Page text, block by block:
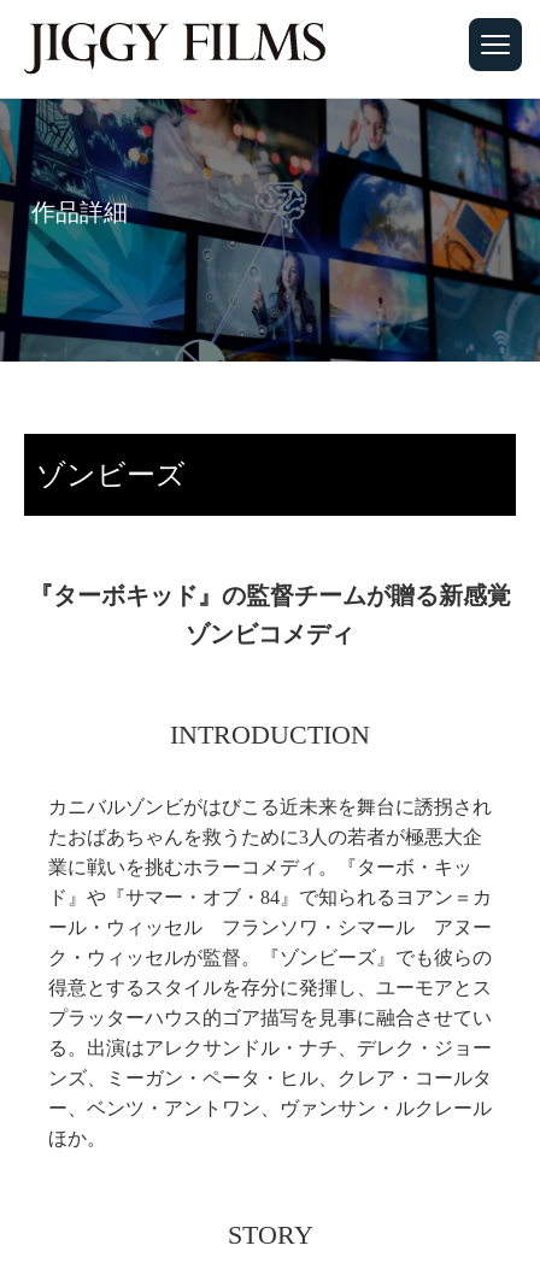
作品詳細
ゾンビーズ
『ターボキッド』の監督チームが贈る新感覚
ゾンビコメディ
INTRODUCTION
カニバルゾンビがはびこる近未来を舞台に誘拐され
たおばあちゃんを救うために3人の若者が極悪大企
業に戦いを挑むホラーコメディ。『ターボ・キッ
ド』や『サマー・オブ・84』で知られるヨアン＝カ
ール・ウィッセル フランソワ・シマール アヌー
ク・ウィッセルが監督。『ゾンビーズ』でも彼らの
得意とするスタイルを存分に発揮し、ユーモアとス
プラッターハウス的ゴア描写を見事に融合させてい
る。出演はアレクサンドル・ナチ、デレク・ジョー
ンズ、ミーガン・ペータ・ヒル、クレア・コールタ
ー、ベンツ・アントワン、ヴァンサン・ルクレール
ほか。
STORY